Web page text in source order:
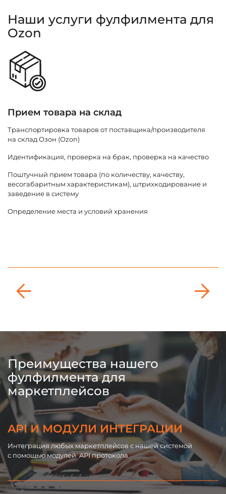
Наши услуги фулфилмента для
Ozon
Прием товара на склад
Транспортировка товаров от поставщика/производителя
на склад Озон (Ozon)
Идентификация, проверка на брак, проверка на качество
Поштучный прием товара (по количеству, качеству,
весогабаритным характеристикам), штрихкодирование и
заведение в систему
Определение места и условий хранения
Преимущества нашего
фулфилмента для
маркетплейсов
API И МОДУЛИ ИНТЕГРАЦИИ
Интеграция любых маркетплейсов с нашей системой
с помощью модулей API протокола